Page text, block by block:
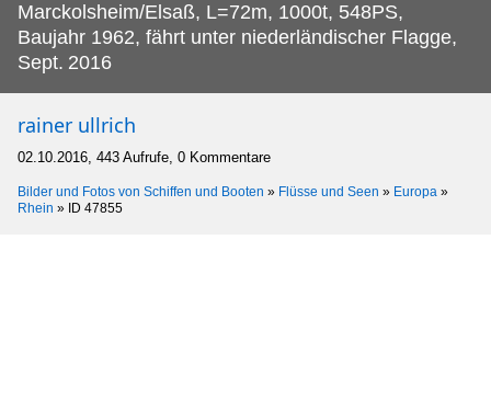
Marckolsheim/Elsaß, L=72m, 1000t, 548PS,
Baujahr 1962, fährt unter niederländischer Flagge,
Sept. 2016
rainer ullrich
02.10.2016, 443 Aufrufe, 0 Kommentare
Bilder und Fotos von Schiffen und Booten » Flüsse und Seen » Europa »
Rhein » ID 47855